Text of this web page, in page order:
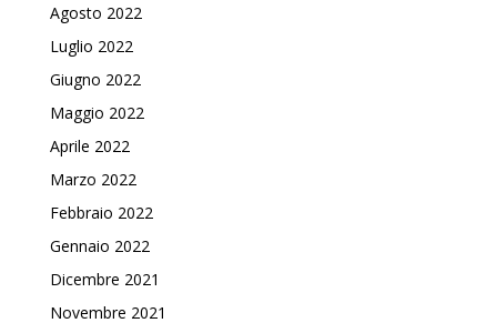
Agosto 2022
Luglio 2022
Giugno 2022
Maggio 2022
Aprile 2022
Marzo 2022
Febbraio 2022
Gennaio 2022
Dicembre 2021
Novembre 2021